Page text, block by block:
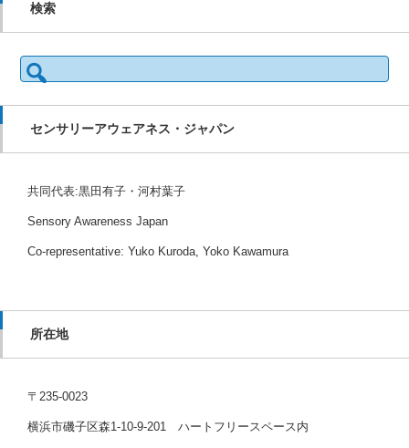
検索
検
索:
センサリーアウェアネス・ジャパン
共同代表:黒田有子・河村葉子
Sensory Awareness Japan
Co-representative: Yuko Kuroda, Yoko Kawamura
所在地
〒235-0023
横浜市磯子区森1-10-9-201 ハートフリースペース内